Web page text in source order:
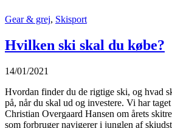
Gear & grej, Skisport
Hvilken ski skal du købe?
14/01/2021
Hvordan finder du de rigtige ski, og hvad
på, når du skal ud og investere. Vi har
Christian Overgaard Hansen om årets
som forbruger navigerer i junglen af